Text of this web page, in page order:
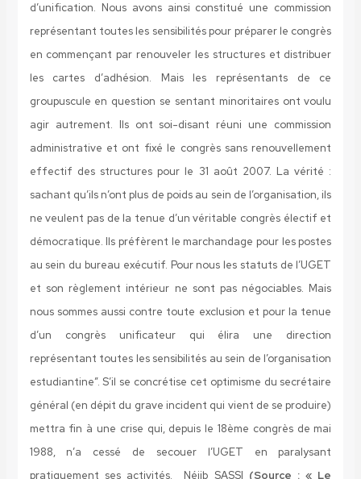
d’unification. Nous avons ainsi constitué une commission
représentant toutes les sensibilités pour préparer le congrès
en commençant par renouveler les structures et distribuer
les cartes d’adhésion. Mais les représentants de ce
groupuscule en question se sentant minoritaires ont voulu
agir autrement. Ils ont soi-disant réuni une commission
administrative et ont fixé le congrès sans renouvellement
effectif des structures pour le 31 août 2007. La vérité :
sachant qu’ils n’ont plus de poids au sein de l’organisation, ils
ne veulent pas de la tenue d’un véritable congrès électif et
démocratique. Ils préfèrent le marchandage pour les postes
au sein du bureau exécutif. Pour nous les statuts de l’UGET
et son règlement intérieur ne sont pas négociables. Mais
nous sommes aussi contre toute exclusion et pour la tenue
d’un congrès unificateur qui élira une direction
représentant toutes les sensibilités au sein de l’organisation
estudiantine”. S’il se concrétise cet optimisme du secrétaire
général (en dépit du grave incident qui vient de se produire)
mettra fin à une crise qui, depuis le 18ème congrès de mai
1988, n’a cessé de secouer l’UGET en paralysant
pratiquement ses activités.
Néjib SASSI (Source : « Le